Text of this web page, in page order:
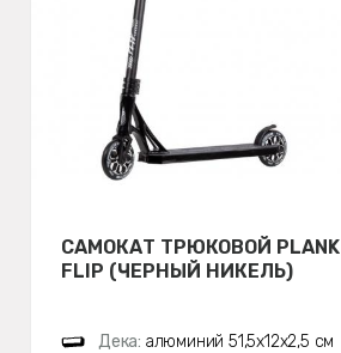
САМОКАТ ТРЮКОВОЙ PLANK
FLIP (ЧЕРНЫЙ НИКЕЛЬ)
Дека: алюминий 51,5х12x2,5 см